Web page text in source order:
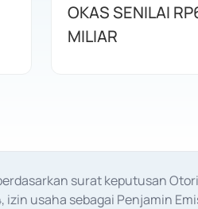
OKAS SENILAI
MILIAR
surat keputusan
izin usaha sebagai Penjamin